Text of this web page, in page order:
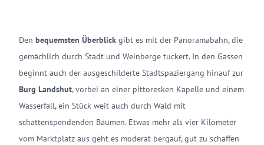
Den bequemsten Überblick gibt es mit der Panoramabahn, die
gemächlich durch Stadt und Weinberge tuckert. In den Gassen
beginnt auch der ausgeschilderte Stadtspaziergang hinauf zur
Burg Landshut, vorbei an einer pittoresken Kapelle und einem
Wasserfall, ein Stück weit auch durch Wald mit
schattenspendenden Bäumen. Etwas mehr als vier Kilometer
vom Marktplatz aus geht es moderat bergauf, gut zu schaffen